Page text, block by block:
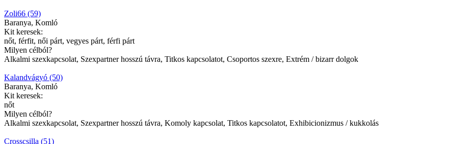
Zoli66 (59)
Baranya, Komló
Kit keresek:
nőt, férfit, női párt, vegyes párt, férfi párt
Milyen célból?
Alkalmi szexkapcsolat, Szexpartner hosszú távra, Titkos kapcsolatot, Csoportos szexre, Extrém / bizarr dolgok
Kalandvágyó (50)
Baranya, Komló
Kit keresek:
nőt
Milyen célból?
Alkalmi szexkapcsolat, Szexpartner hosszú távra, Komoly kapcsolat, Titkos kapcsolatot, Exhibicionizmus / kukkolás
Crosscsilla (51)